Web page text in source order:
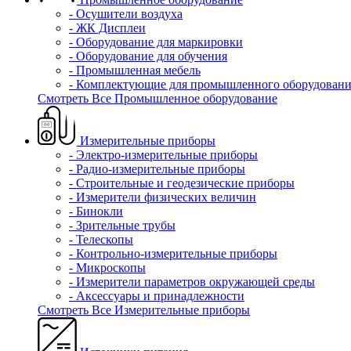
- Осушители воздуха
- ЖК Дисплеи
- Оборудование для маркировки
- Оборудование для обучения
- Промышленная мебель
- Комплектующие для промышленного
Смотреть Все Промышленное оборудование
Измерительные приборы
- Электро-измерительные приборы
- Радио-измерительные приборы
- Строительные и геодезические приборы
- Измерители физических величин
- Бинокли
- Зрительные трубы
- Телескопы
- Контрольно-измерительные приборы
- Микроскопы
- Измерители параметров окружающей среды
- Аксессуары и принадлежности
Смотреть Все Измерительные приборы